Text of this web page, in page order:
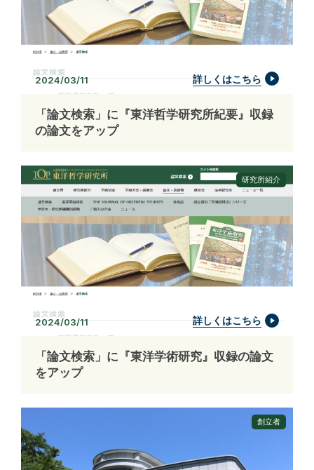
2024/03/11 詳しくはこちら
「論文検索」に『東洋哲学研究所紀要』収録
の論文をアップ
研究所紹介
2024/03/11 詳しくはこちら
「論文検索」に『東洋学術研究』収録の論文
をアップ
創立者